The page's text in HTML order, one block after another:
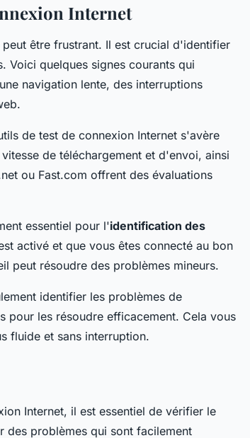
Internet
peut être frustrant. Il est crucial d'identifier
Voici quelques signes courants qui
navigation lente, des interruptions
de test de connexion Internet s'avère
de téléchargement et d'envoi, ainsi
ou Fast.com offrent des évaluations
essentiel pour l'identification des
activé et que vous êtes connecté au bon
peut résoudre des problèmes mineurs.
identifier les problèmes de
pour les résoudre efficacement. Cela vous
fluide et sans interruption.
Internet, il est essentiel de vérifier le
des problèmes qui sont facilement